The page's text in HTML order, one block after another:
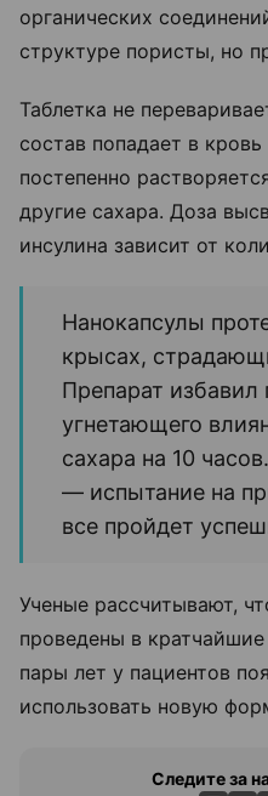
органических
структуре пористы, но
Таблетка не
состав попадает в
постепенно
другие сахара. Доза
инсулина зависит от
Нанокапсулы
крысах,
Препарат избавил
угнетающего
сахара на 10
— испытание на
все пройдет
Ученые рассчитывают,
проведены в
пары лет у пациентов
использовать новую
Следите за